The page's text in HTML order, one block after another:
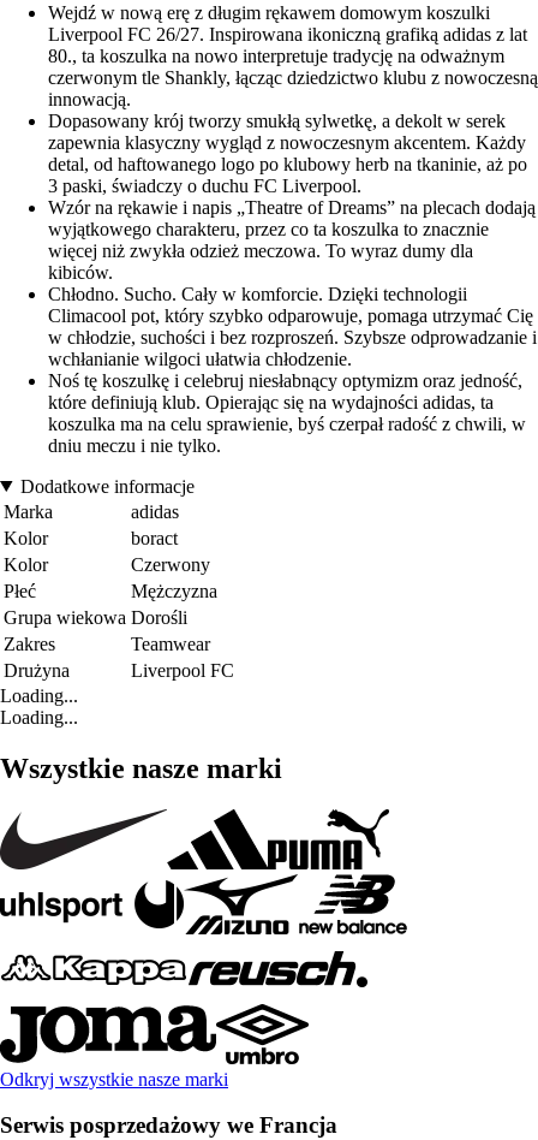
Wejdź w nową erę z długim rękawem domowym koszulki
Liverpool FC 26/27. Inspirowana ikoniczną grafiką adidas z lat
80., ta koszulka na nowo interpretuje tradycję na odważnym
czerwonym tle Shankly, łącząc dziedzictwo klubu z nowoczesną
innowacją.
Dopasowany krój tworzy smukłą sylwetkę, a dekolt w serek
zapewnia klasyczny wygląd z nowoczesnym akcentem. Każdy
detal, od haftowanego logo po klubowy herb na tkaninie, aż po
3 paski, świadczy o duchu FC Liverpool.
Wzór na rękawie i napis „Theatre of Dreams” na plecach dodają
wyjątkowego charakteru, przez co ta koszulka to znacznie
więcej niż zwykła odzież meczowa. To wyraz dumy dla
kibiców.
Chłodno. Sucho. Cały w komforcie. Dzięki technologii
Climacool pot, który szybko odparowuje, pomaga utrzymać Cię
w chłodzie, suchości i bez rozproszeń. Szybsze odprowadzanie i
wchłanianie wilgoci ułatwia chłodzenie.
Noś tę koszulkę i celebruj niesłabnący optymizm oraz jedność,
które definiują klub. Opierając się na wydajności adidas, ta
koszulka ma na celu sprawienie, byś czerpał radość z chwili, w
dniu meczu i nie tylko.
Dodatkowe informacje
Marka
adidas
Kolor
boract
Kolor
Czerwony
Płeć
Mężczyzna
Grupa wiekowa Dorośli
Zakres
Teamwear
Drużyna
Liverpool FC
Loading...
Loading...
Wszystkie nasze marki
Odkryj wszystkie nasze marki
Serwis posprzedażowy we Francja